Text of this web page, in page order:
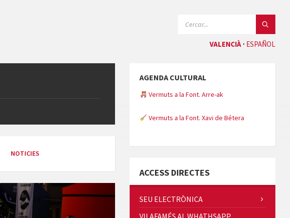
VALENCIÀ ESPAÑOL
NOTICIES
AGENDA CULTURAL
Vermuts a la Font. Arre-ak
Vermuts a la Font. Xavi de Bétera
ACCESS DIRECTES
SEU ELECTRÒNICA